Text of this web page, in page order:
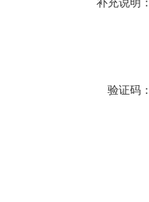
验证码